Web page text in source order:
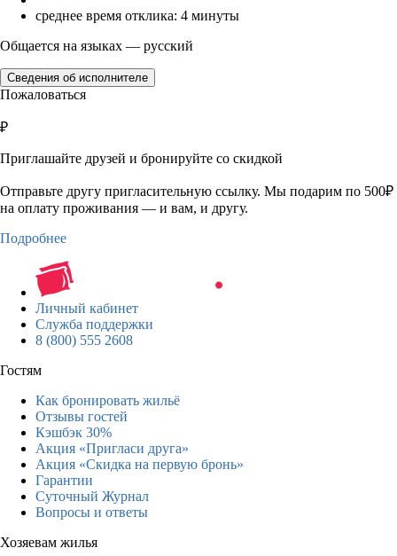
среднее время отклика: 4 минуты
Общается на языках — русский
Сведения об исполнителе
Пожаловаться
₽
Приглашайте друзей и бронируйте со скидкой
Отправьте другу пригласительную ссылку. Мы подарим по 500₽
на оплату проживания — и вам, и другу.
Подробнее
Личный кабинет
Служба поддержки
8 (800) 555 2608
Гостям
Как бронировать жильё
Отзывы гостей
Кэшбэк 30%
Акция «Пригласи друга»
Акция «Скидка на первую бронь»
Гарантии
Суточный Журнал
Вопросы и ответы
Хозяевам жилья